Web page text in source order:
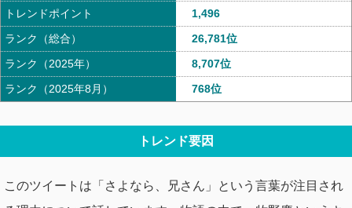
トレンドポイント
ランク（総合）
ランク（2025年）
ランク（2025年8月）
1,496
26,781位
8,707位
768位
トレンド要因
このツイートは「さよなら、兄さん」という言葉が注目され